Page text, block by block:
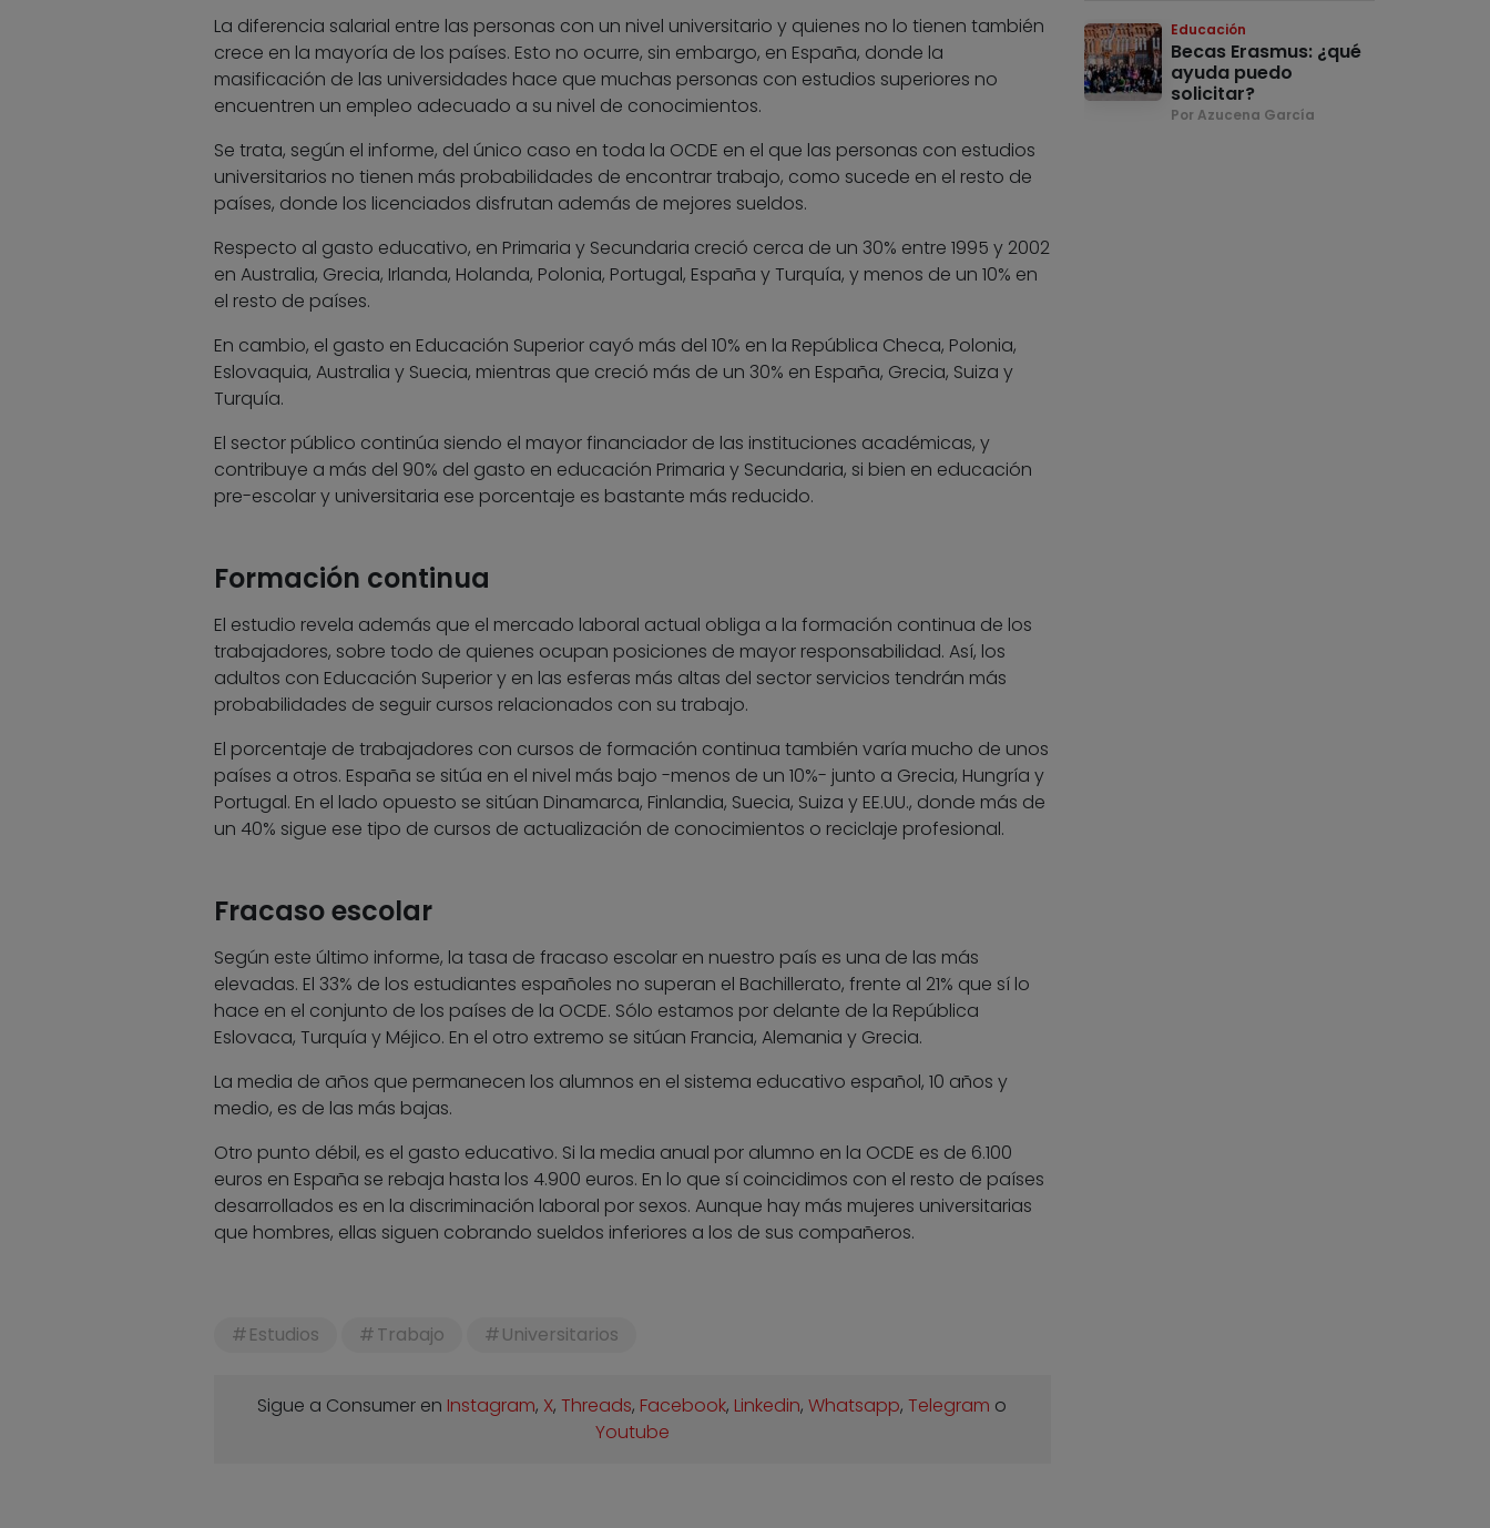
La diferencia salarial entre las personas con un nivel universitario y quienes no lo tienen también
crece en la mayoría de los países. Esto no ocurre, sin embargo, en España, donde la
masificación de las universidades hace que muchas personas con estudios superiores no
encuentren un empleo adecuado a su nivel de conocimientos.
Se trata, según el informe, del único caso en toda la OCDE en el que las personas con estudios
universitarios no tienen más probabilidades de encontrar trabajo, como sucede en el resto de
países, donde los licenciados disfrutan además de mejores sueldos.
Respecto al gasto educativo, en Primaria y Secundaria creció cerca de un 30% entre 1995 y 2002
en Australia, Grecia, Irlanda, Holanda, Polonia, Portugal, España y Turquía, y menos de un 10% en
el resto de países.
En cambio, el gasto en Educación Superior cayó más del 10% en la República Checa, Polonia,
Eslovaquia, Australia y Suecia, mientras que creció más de un 30% en España, Grecia, Suiza y
Turquía.
El sector público continúa siendo el mayor financiador de las instituciones académicas, y
contribuye a más del 90% del gasto en educación Primaria y Secundaria, si bien en educación
pre-escolar y universitaria ese porcentaje es bastante más reducido.
Formación continua
El estudio revela además que el mercado laboral actual obliga a la formación continua de los
trabajadores, sobre todo de quienes ocupan posiciones de mayor responsabilidad. Así, los
adultos con Educación Superior y en las esferas más altas del sector servicios tendrán más
probabilidades de seguir cursos relacionados con su trabajo.
El porcentaje de trabajadores con cursos de formación continua también varía mucho de unos
países a otros. España se sitúa en el nivel más bajo -menos de un 10%- junto a Grecia, Hungría y
Portugal. En el lado opuesto se sitúan Dinamarca, Finlandia, Suecia, Suiza y EE.UU., donde más de
un 40% sigue ese tipo de cursos de actualización de conocimientos o reciclaje profesional.
Fracaso escolar
Según este último informe, la tasa de fracaso escolar en nuestro país es una de las más
elevadas. El 33% de los estudiantes españoles no superan el Bachillerato, frente al 21% que sí lo
hace en el conjunto de los países de la OCDE. Sólo estamos por delante de la República
Eslovaca, Turquía y Méjico. En el otro extremo se sitúan Francia, Alemania y Grecia.
La media de años que permanecen los alumnos en el sistema educativo español, 10 años y
medio, es de las más bajas.
Otro punto débil, es el gasto educativo. Si la media anual por alumno en la OCDE es de 6.100
euros en España se rebaja hasta los 4.900 euros. En lo que sí coincidimos con el resto de países
desarrollados es en la discriminación laboral por sexos. Aunque hay más mujeres universitarias
que hombres, ellas siguen cobrando sueldos inferiores a los de sus compañeros.
Estudios Trabajo Universitarios
Sigue a Consumer en Instagram, X,Threads, Facebook, Linkedin,Whatsapp,Telegram o
Youtube
Educación
Becas Erasmus: ¿qué
ayuda puedo
solicitar?
Por Azucena García